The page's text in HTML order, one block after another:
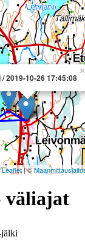
×
/ 2019-10-26 17:45:08
Leaflet| ©
väliajat
jälki